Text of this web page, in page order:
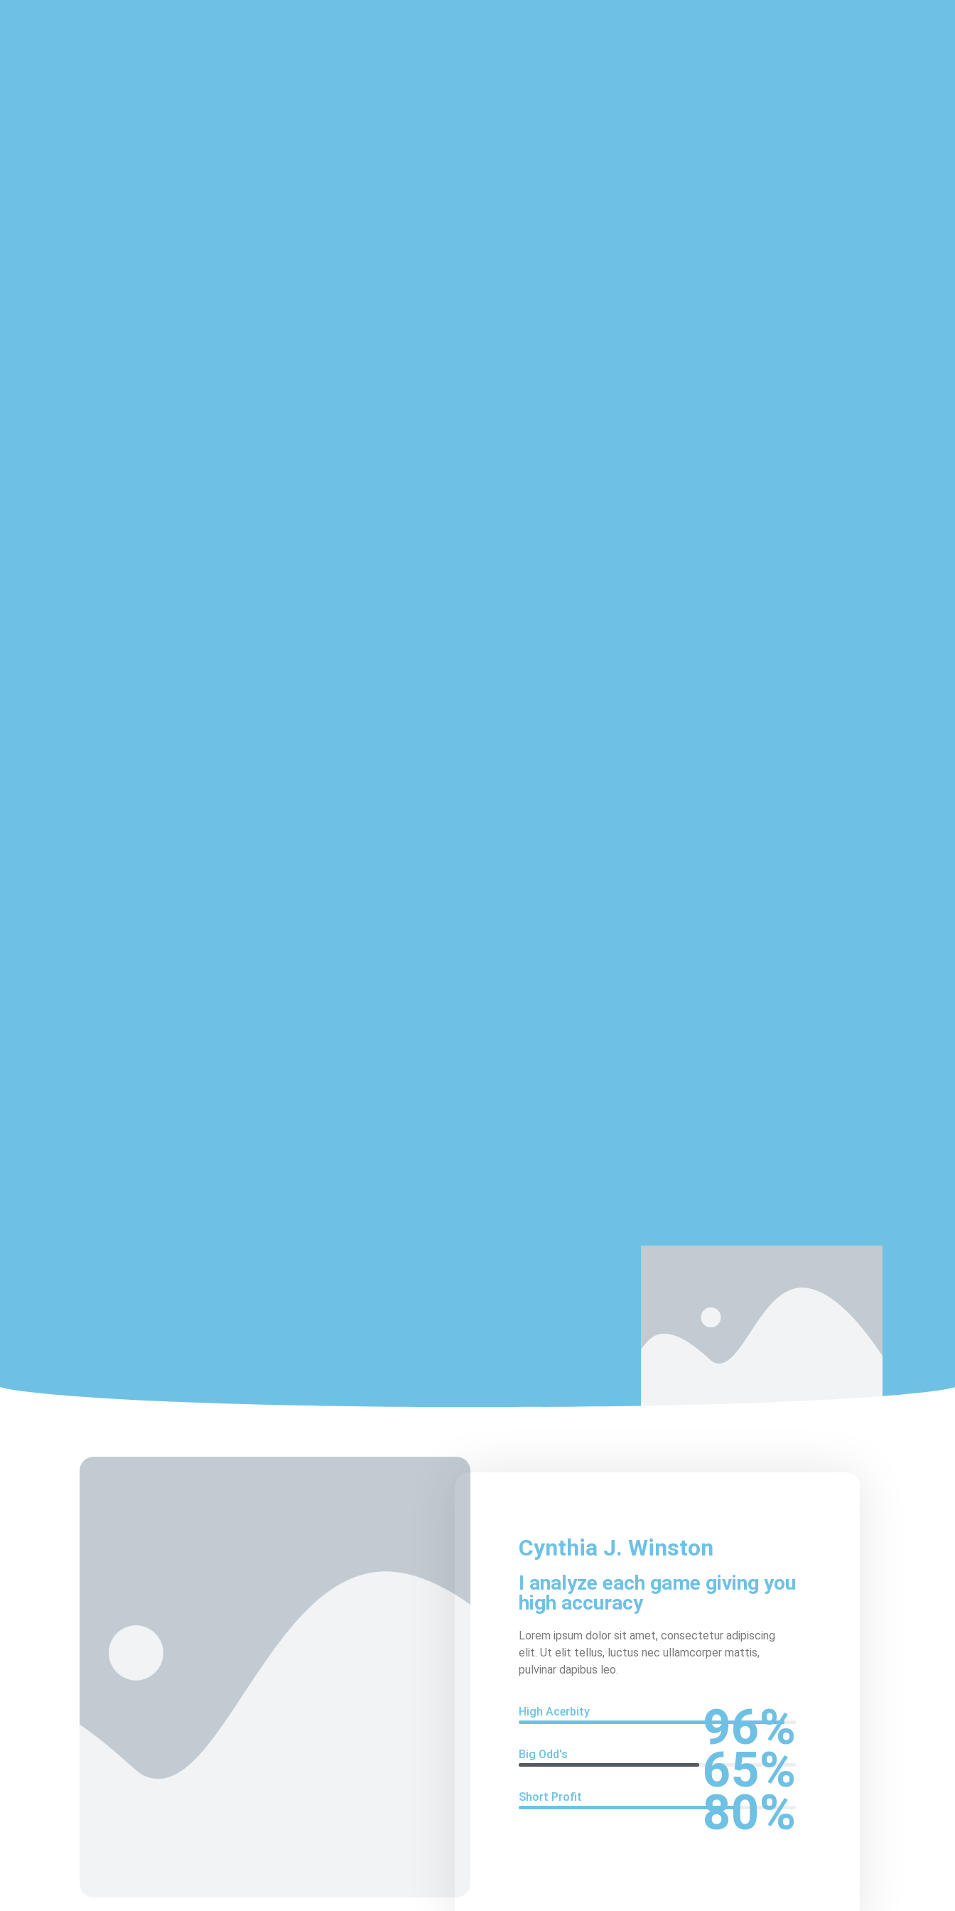
Cynthia J. Winston
I analyze each game giving you
high accuracy
Lorem ipsum dolor sit amet, consectetur adipiscing
elit. Ut elit tellus, luctus nec ullamcorper mattis,
pulvinar dapibus leo.
96%
High Acerbity
65%
Big Odd's
80%
Short Profit